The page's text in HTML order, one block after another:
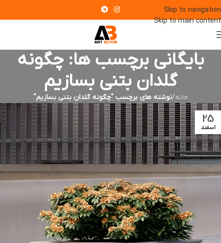
Skip to navigation
Skip to main content
بایگانی برچسب ها: چگونه
گلدان بتنی بسازیم
خانه/نوشته های برچسب "چگونه گلدان بتنی بسازیم"
25
اسفند